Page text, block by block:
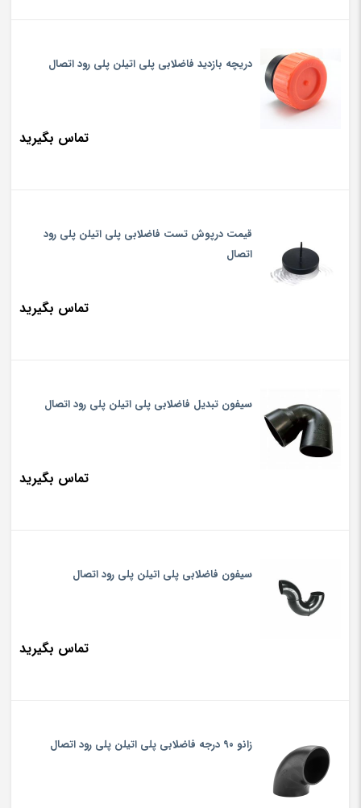
دریچه بازدید فاضلابی پلی اتیلن پلی رود اتصال
تماس بگیرید
قیمت درپوش تست فاضلابی پلی اتیلن پلی رود
اتصال
تماس بگیرید
سیفون تبدیل فاضلابی پلی اتیلن پلی رود اتصال
تماس بگیرید
سیفون فاضلابی پلی اتیلن پلی رود اتصال
تماس بگیرید
زانو ۹۰ درجه فاضلابی پلی اتیلن پلی رود اتصال